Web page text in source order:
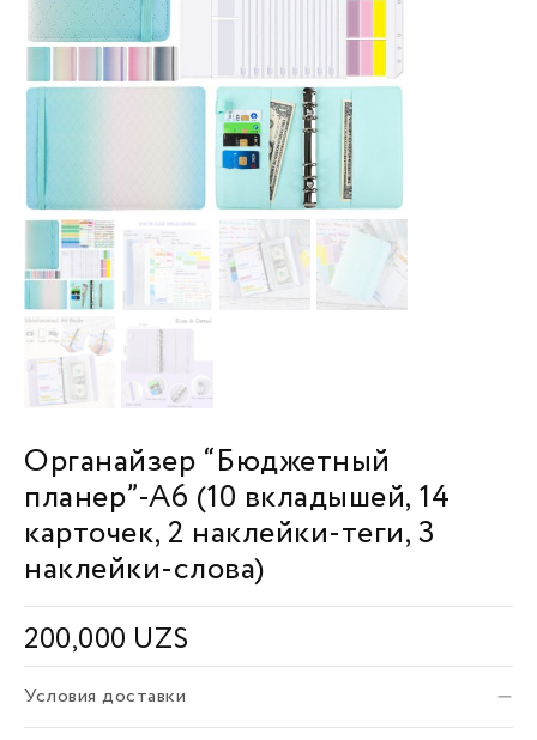
Органайзер “Бюджетный
планер”-А6 (10 вкладышей, 14
карточек, 2 наклейки-теги, 3
наклейки-слова)
200,000 UZS
Условия доставки